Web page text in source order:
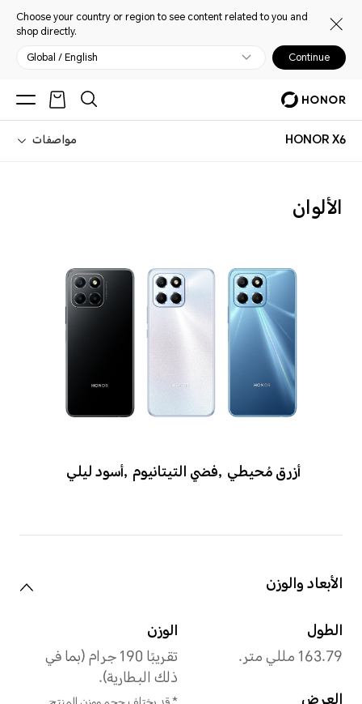
Choose your country or region to see content related to you and
shop directly.
Global / English Continue
HONOR X6 مواصفات